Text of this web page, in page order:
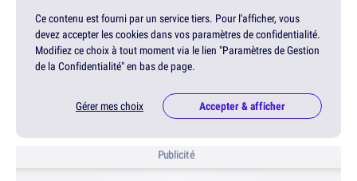
Ce contenu est fourni par un service tiers. Pour l'afficher, vous
devez accepter les cookies dans vos paramètres de confidentialité.
Modifiez ce choix à tout moment via le lien "Paramètres de Gestion
de la Confidentialité" en bas de page.
Gérer mes choix Accepter & afficher
Publicité